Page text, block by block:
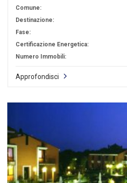
Comune:
Destinazione:
Fase:
Certificazione Energetica:
Numero Immobili:
Approfondisci